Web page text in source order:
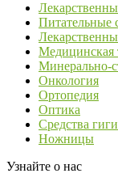
Питательные
Медицинская
Минерально-
Онкология
Ортопедия
Оптика
Средства
Ножницы
Узнайте о нас